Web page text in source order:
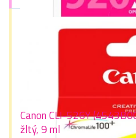
Canon CLI-526Y
žltý, 9 ml